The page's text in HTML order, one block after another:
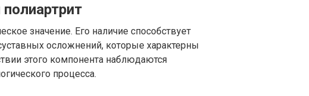
значение. Его наличие способствует
осложнений, которые характерны
этого компонента наблюдаются
процесса.